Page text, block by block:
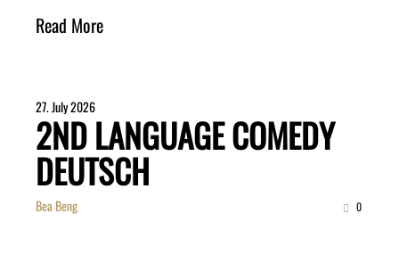
Read More
27. July 2026
2ND LANGUAGE COMEDY
DEUTSCH
Bea Beng 0